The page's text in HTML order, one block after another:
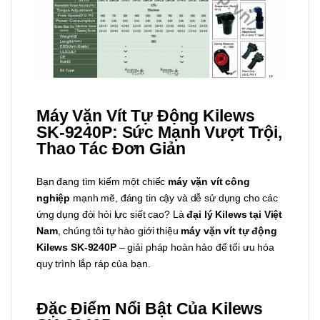
Máy Vặn Vít Tự Động Kilews
SK-9240P: Sức Mạnh Vượt Trội,
Thao Tác Đơn Giản
Bạn đang tìm kiếm một chiếc máy vặn vít công
nghiệp mạnh mẽ, đáng tin cậy và dễ sử dụng cho các
ứng dụng đòi hỏi lực siết cao? Làđại lý Kilews tại Việt
Nam, chúng tôi tự hào giới thiệu máy vặn vít tự động
Kilews SK-9240P– giải pháp hoàn hảo để tối ưu hóa
quy trình lắp ráp của bạn.
Đặc Điểm Nổi Bật Của Kilews